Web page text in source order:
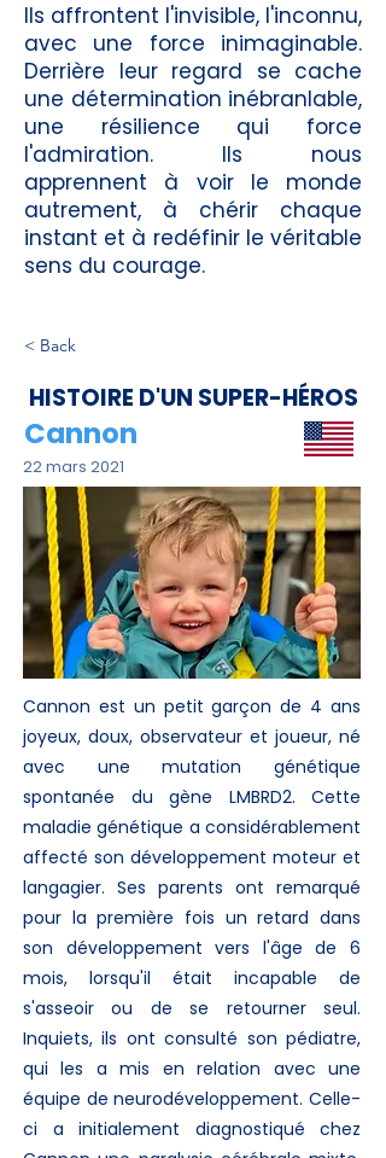
Ils affrontent l'invisible, l'inconnu,
avec une force inimaginable.
Derrière leur regard se cache
une détermination inébranlable,
une résilience qui force
l'admiration. Ils nous
apprennent à voir le monde
autrement, à chérir chaque
instant et à redéfinir le véritable
sens du courage.
< Back
HISTOIRE D'UN SUPER-HÉROS
Cannon
22 mars 2021
Cannon est un petit garçon de 4 ans
joyeux, doux, observateur et joueur, né
avec une mutation génétique
spontanée du gène LMBRD2. Cette
maladie génétique a considérablement
affecté son développement moteur et
langagier. Ses parents ont remarqué
pour la première fois un retard dans
son développement vers l'âge de 6
mois, lorsqu'il était incapable de
s'asseoir ou de se retourner seul.
Inquiets, ils ont consulté son pédiatre,
qui les a mis en relation avec une
équipe de neurodéveloppement. Celle-
ci a initialement diagnostiqué chez